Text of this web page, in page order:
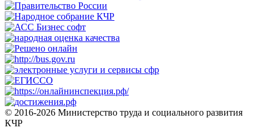
© 2016-2026 Министерство труда и социального развития
КЧР